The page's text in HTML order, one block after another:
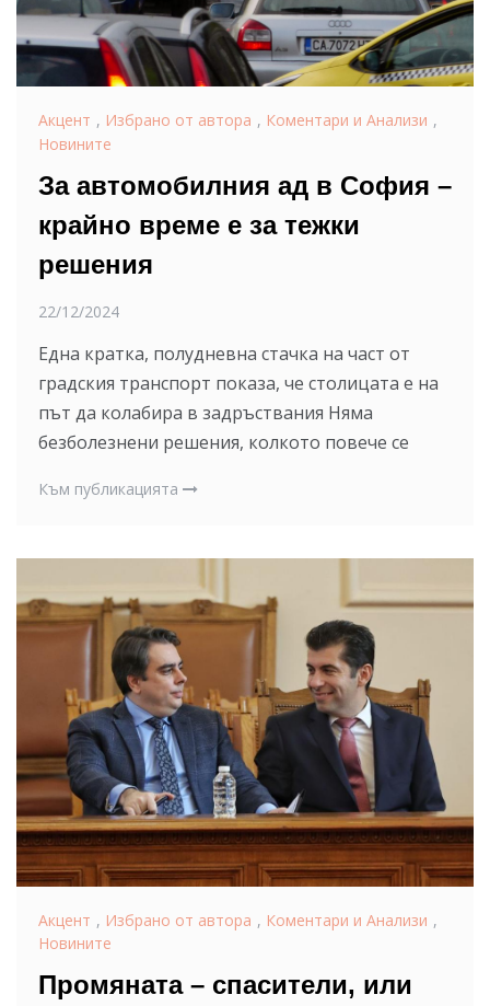
Акцент , Избрано от автора , Коментари и Анализи ,
Новините
За автомобилния ад в София –
крайно време е за тежки
решения
22/12/2024
Една кратка, полудневна стачка на част от
градския транспорт показа, че столицата е на
път да колабира в задръствания Няма
безболезнени решения, колкото повече се
Към публикацията
Акцент , Избрано от автора , Коментари и Анализи ,
Новините
Промяната – спасители, или